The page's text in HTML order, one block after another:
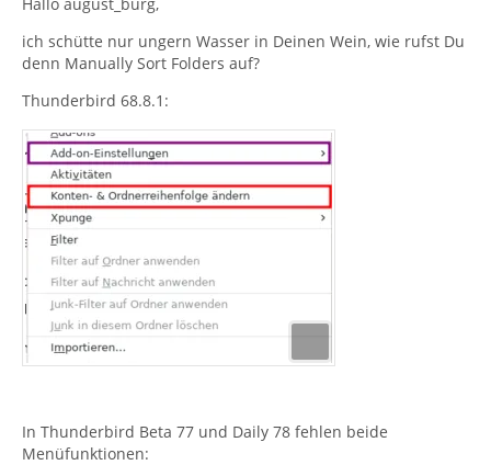
ich schütte nur ungern Wasser in Deinen Wein, wie rufst Du
denn Manually Sort Folders auf?
Thunderbird 68.8.1:
In Thunderbird Beta 77 und Daily 78 fehlen beide
Menüfunktionen: